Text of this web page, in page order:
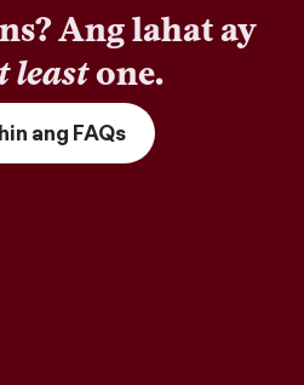
Ang lahat ay
leastone.
ang FAQs